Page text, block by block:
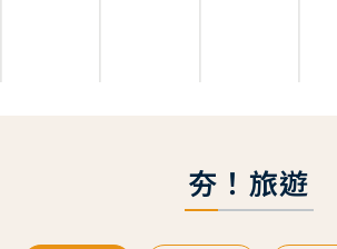
夯！旅遊